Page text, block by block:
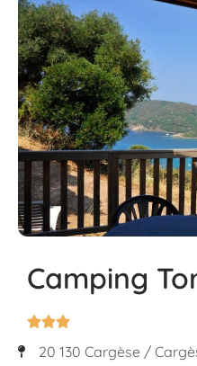
Camping

20 130 Cargèse /